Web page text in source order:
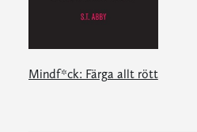
Mindf*ck: Färga allt rött